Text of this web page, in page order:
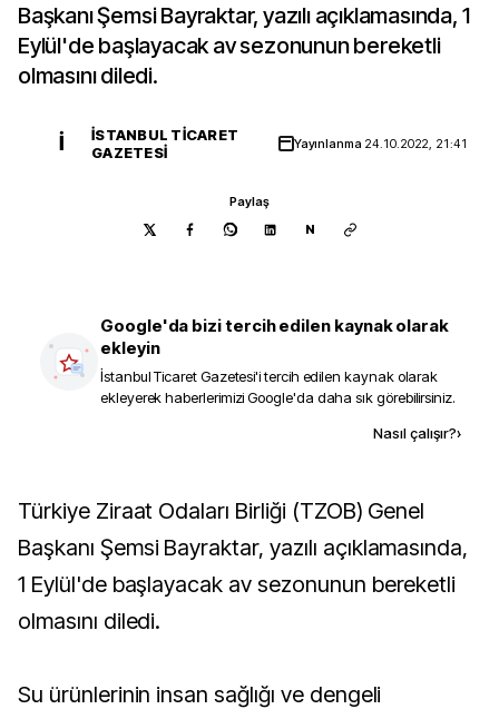
Başkanı Şemsi Bayraktar, yazılı açıklamasında, 1
Eylül'de başlayacak av sezonunun bereketli
olmasını diledi.
İ
İSTANBUL TICARET
GAZETESI
Yayınlanma 24.10.2022, 21:41
Paylaş
N
Google'da bizi tercih edilen kaynak olarak
ekleyin
İstanbul Ticaret Gazetesi'i tercih edilen kaynak olarak
ekleyerek haberlerimizi Google'da daha sık görebilirsiniz.
Nasıl çalışır?›
Türkiye Ziraat Odaları Birliği (TZOB) Genel
Başkanı Şemsi Bayraktar, yazılı açıklamasında,
1 Eylül'de başlayacak av sezonunun bereketli
olmasını diledi.
Su ürünlerinin insan sağlığı ve dengeli